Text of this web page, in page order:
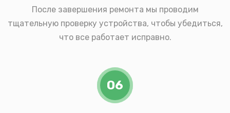
После завершения ремонта мы проводим
тщательную проверку устройства, чтобы убедиться,
что все работает исправно.
06